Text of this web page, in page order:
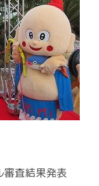
査結果発表